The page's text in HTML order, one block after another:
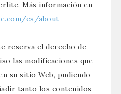
Más información en
es/about
reserva el derecho de
las modificaciones que
su sitio Web, pudiendo
tanto los contenidos